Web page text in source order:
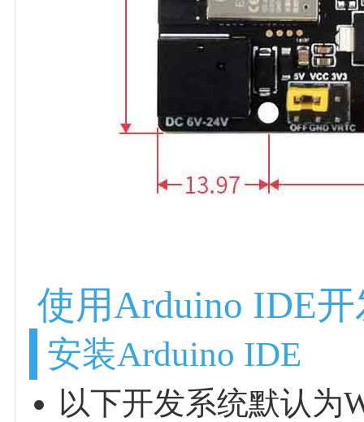
使用Arduino IDE
安装Arduino IDE
以下开发系统默认为